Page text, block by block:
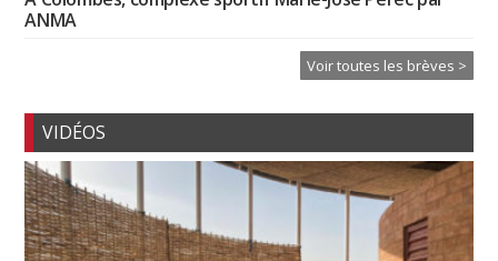
ANMA
Voir toutes les brèves >
VIDÉOS